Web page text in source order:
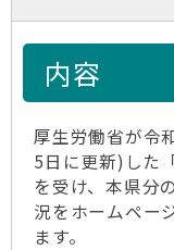
内容
厚生労働省が令
5日に更新)した
を受け、本県分
況をホームペー
ます。